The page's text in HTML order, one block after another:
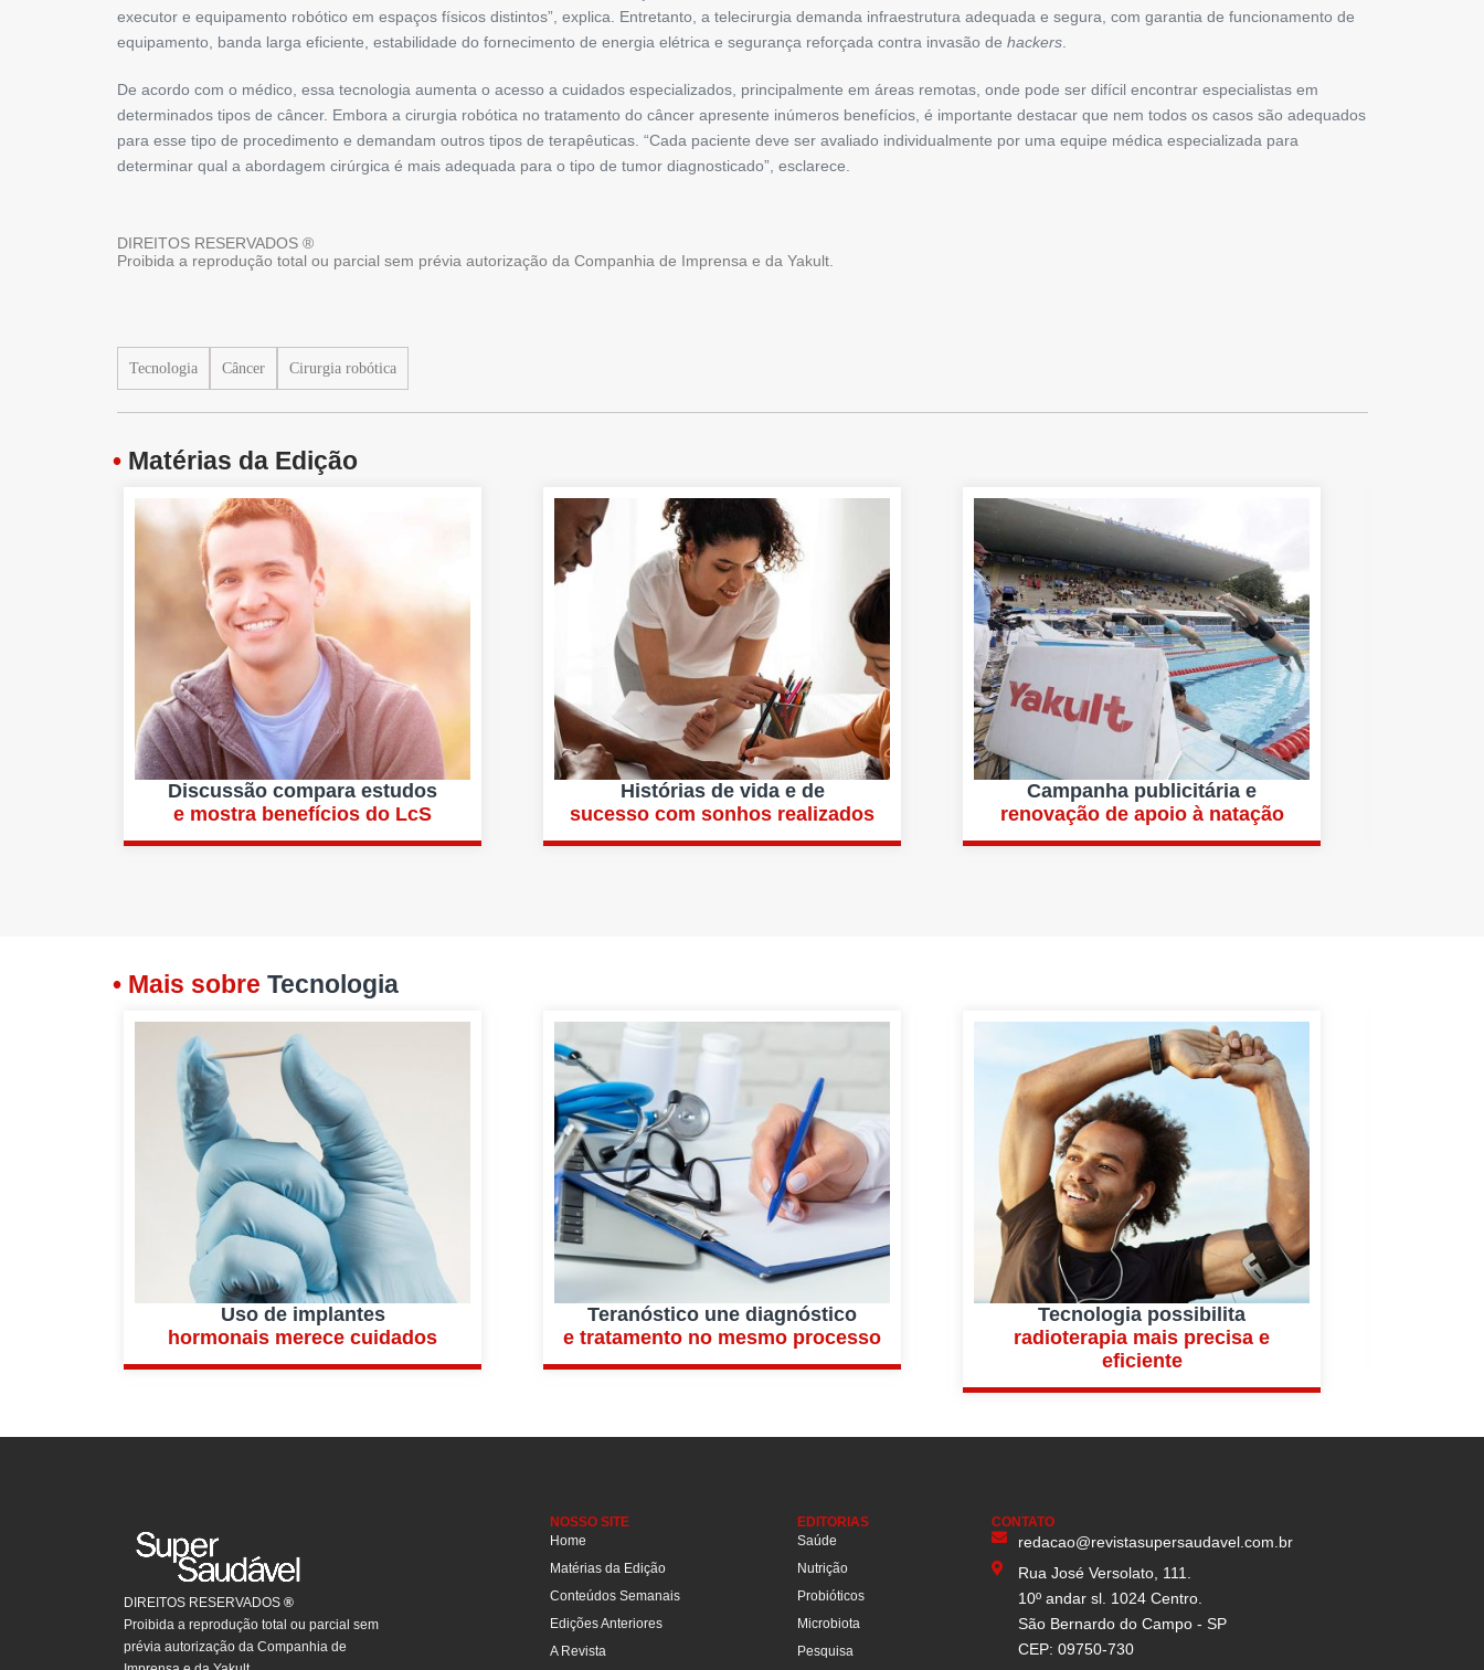
executor e equipamento robótico em espaços físicos distintos”, explica. Entretanto, a telecirurgia demanda infraestrutura adequada e segura, com garantia de funcionamento de
equipamento, banda larga eficiente, estabilidade do fornecimento de energia elétrica e segurança reforçada contra invasão de hackers.
De acordo com o médico, essa tecnologia aumenta o acesso a cuidados especializados, principalmente em áreas remotas, onde pode ser difícil encontrar especialistas em
determinados tipos de câncer. Embora a cirurgia robótica no tratamento do câncer apresente inúmeros benefícios, é importante destacar que nem todos os casos são adequados
para esse tipo de procedimento e demandam outros tipos de terapêuticas. “Cada paciente deve ser avaliado individualmente por uma equipe médica especializada para
determinar qual a abordagem cirúrgica é mais adequada para o tipo de tumor diagnosticado”, esclarece.
DIREITOS RESERVADOS ®
Proibida a reprodução total ou parcial sem prévia autorização da Companhia de Imprensa e da Yakult.
Tecnologia Câncer Cirurgia robótica
• Matérias da Edição
Discussão compara estudos
e mostra benefícios do LcS
Histórias de vida e de
sucesso com sonhos realizados
Campanha publicitária e
renovação de apoio à natação
• Mais sobre Tecnologia
Uso de implantes
hormonais merece cuidados
Teranóstico une diagnóstico
e tratamento no mesmo processo
Tecnologia possibilita
radioterapia mais precisa e
eficiente
DIREITOS RESERVADOS ®
Proibida a reprodução total ou parcial sem
prévia autorização da Companhia de
NOSSO SITE
Home
Matérias da Edição
Conteúdos Semanais
Edições Anteriores
A Revista
EDITORIAS
Saúde
Nutrição
Probióticos
Microbiota
Pesquisa
CONTATO
redacao@revistasupersaudavel.com.br
Rua José Versolato, 111.
10º andar sl. 1024 Centro.
São Bernardo do Campo - SP
CEP: 09750-730